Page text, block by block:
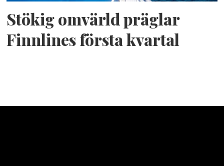
Stökig omvärld präglar
Finnlines första kvartal